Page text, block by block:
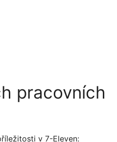
pracovních
v 7-Eleven: